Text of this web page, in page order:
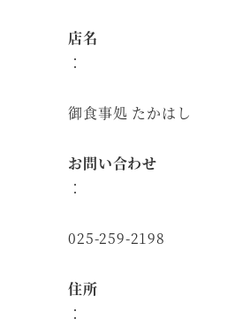
店名
：
御食事処 たかはし
お問い合わせ
：
025-259-2198
住所
：